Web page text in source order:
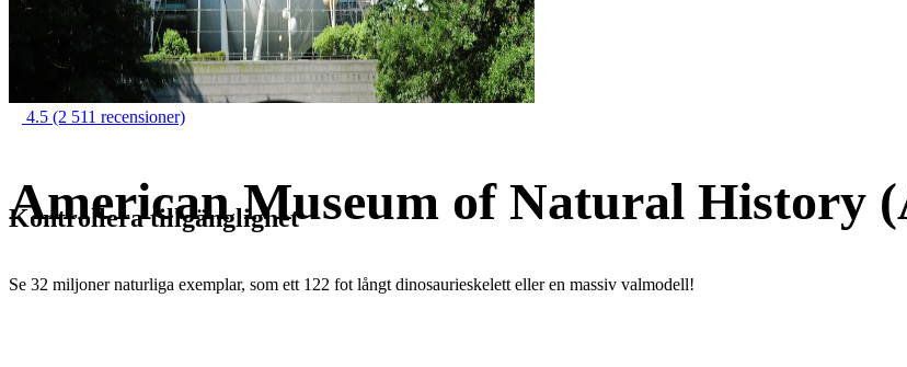
4.5 (2 511 recensioner)
American Museum of Natural History
Se 32 miljoner naturliga exemplar, som ett 122 fot långt dinosaurieskelett eller en massiv valmodell!
Kontrollera tillgänglighet